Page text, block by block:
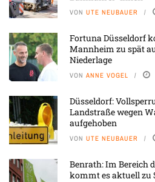
VON UTE NEUBAUER
Fortuna Düsseldorf
Mannheim zu spät
Niederlage
VON ANNE VOGEL
Düsseldorf:
Landstraße wegen
aufgehoben
VON UTE NEUBAUER
Benrath: Im Bereich
kommt es aktuell zu